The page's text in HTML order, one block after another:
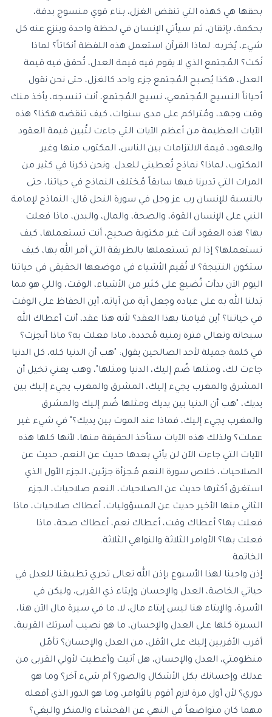
بحقها هي كهذه التي تنقض الغزل، بناء قوي منسوج بدقة،
بحكمة، بإتقان، ثم سيأتي الإنسان في لحظة واحدة وينزع عنه كل
شيء، يُخربه. لماذا القرآن استعمل هذه اللفظة أنكاثاً؟ لماذا
نُكث؟ المُجتمع الذي لا يقوم فيه قيمة العدل، تُحقق فيه قيمة
العدل، هكذا يُصبح المُجتمع جزء واحد كالغزل، حتى نحن نقول
أحياناً النسيج المُجتمعي، نسيج المُجتمع، أنت تنسجه، يأخذ منك
وقت وجهد، ومُتراكم على مدى سنوات، كيف تنقضه هكذا؟ هذه
الآيات العظيمة من أعظم الآيات التي جاءت لتُبين قيمة العقود
والعهود، قيمة الالتزامات بين الناس، المكتوب منها وغير
المكتوب، لماذا؟ نماذج تُعطيني للعدل. ونحن ذكرنا في كثير من
المرات التي تدبرنا فيها سابقاً مُختلف النماذج في حياتنا، حتى
بالنسبة للإنسان رب عز وجل في سورة النحل قال: النماذج لإمامة
النبي على الإنسان القوة، والصحة، والمال، والبدن، ماذا فعلت
بها؟ هذه العقود أنت غير مكتوبة صحيح، أنت تستعملها، كيف
تستعملها؟ إذا لم تستعملها بالطريقة التي أمر الله بها، كيف
ستكون النتيجة؟ لا تُقيم الأشياء في موضعها الحقيقي في حياتنا
اليوم الآن بدأت تُضيع على كثير من الأشياء، الوقت، واللي هو مما
بَدلنا الله به على عباده وجعل آية من آياته، أين الحفاظ على الوقت
في حياتنا؟ أين قيامنا بهذا العقد؟ لأنه هذا عقد، أنت أعطاك الله
سبحانه وتعالى فترة زمنية مُحددة، ماذا فعلت به؟ ماذا أنجزت؟
في كلمة جميلة لأحد الصالحين يقول: "هب أن الدنيا كله، كل الدنيا
جاءت لك، ومثلها ضُم إليك، الدنيا ومثلها"، وهب يعني تخيل أن
المشرق والمغرب يجيء إليك، المشرق والمغرب يجيء إليك بين
يديك، "هب أن الدنيا بين يديك ومثلها ضُم إليك والمشرق
والمغرب يجيء إليك، فماذا عند الموت بين يديك؟" في شيء غير
عملت؟ ولذلك هذه الآيات ستأخذ الحقيقة منها، لأنها كلها هذه
الآيات التي جاءت الآن لن يأتي بعدها حديث عن النعم، حديث عن
الصلاحيات، خلاص سورة النعم مُجزأة جزئين، الجزء الأول الذي
استغرق أكثرها حديث عن الصلاحيات، النعم صلاحيات، الجزء
الثاني منها الأخير حديث عن المسؤوليات، أعطاك صلاحيات، ماذا
فعلت بها؟ أعطاك وقت، أعطاك نعم، أعطاك صحة، ماذا
فعلت بها؟ الأوامر الثلاثة والنواهي الثلاثة.
الخاتمة
إذن واجبنا لهذا الأسبوع بإذن الله تعالى تحري تطبيقنا للعدل في
حياتي الخاصة، العدل والإحسان وإيتاء ذي القربى، وليكن في
الأسرة، والإيتاء هنا ليس إيتاء مال، لا، ما في سيرة مال الآن هنا،
السيرة كلها على العدل والإحسان، ما هو نصيب أسرتك القريبة،
أقرب الأقربين إليك على الأقل، من العدل والإحسان؟ تأمّل
منظومتي، العدل والإحسان، هل آتيت وأعطيت لأولي القربى من
عدلك وإحسانك بكل الأشكال والصور؟ أم شيء آخر؟ وما هو
دوري؟ لأن أول مرة لازم أقوم بالأوامر، وما هو الدور الذي أفعله
مهما كان متواضعاً في النهي عن الفحشاء والمنكر والبغي؟